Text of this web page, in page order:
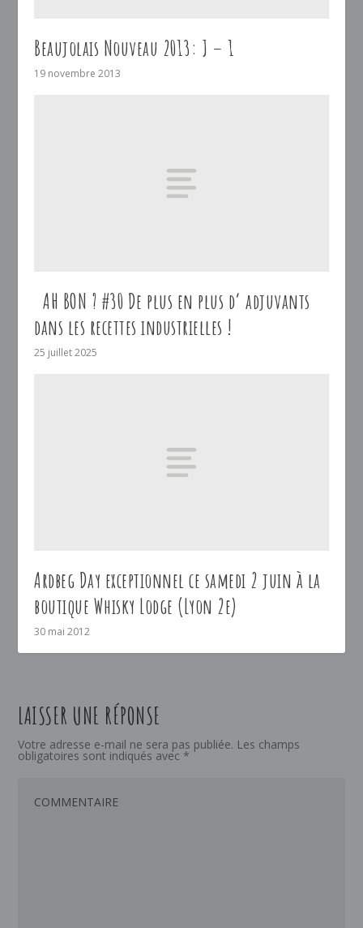
Beaujolais Nouveau 2013: J – 1
19 novembre 2013
AH BON ? #30 De plus en plus d’ adjuvants
dans les recettes industrielles !
25 juillet 2025
Ardbeg Day exceptionnel ce samedi 2 juin à la
boutique Whisky Lodge (Lyon 2e)
30 mai 2012
LAISSER UNE RÉPONSE
Votre adresse e-mail ne sera pas publiée. Les champs
obligatoires sont indiqués avec *